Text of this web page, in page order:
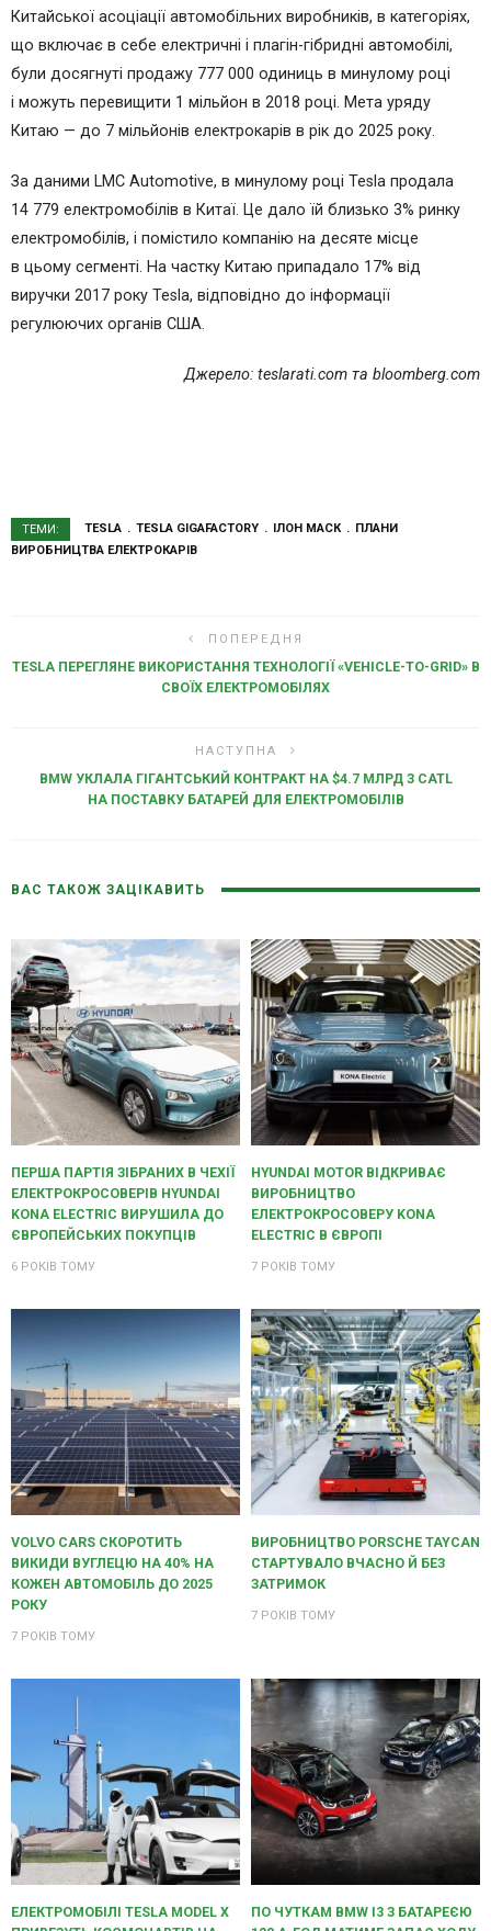
Китайської асоціації автомобільних виробників, в категоріях,
що включає в себе електричні і плагін-гібридні автомобілі,
були досягнуті продажу 777 000 одиниць в минулому році
і можуть перевищити 1 мільйон в 2018 році. Мета уряду
Китаю — до 7 мільйонів електрокарів в рік до 2025 року.
За даними LMC Automotive, в минулому році Tesla продала
14 779 електромобілів в Китаї. Це дало їй близько 3% ринку
електромобілів, і помістило компанію на десяте місце
в цьому сегменті. На частку Китаю припадало 17% від
виручки 2017 року Tesla, відповідно до інформації
регулюючих органів США.
Джерело: teslarati.com та bloomberg.com
ТЕМИ: TESLA TESLA GIGAFACTORY ІЛОН МАСК
ПЛАНИ
ВИРОБНИЦТВА ЕЛЕКТРОКАРІВ
ПОПЕРЕДНЯ
TESLA ПЕРЕГЛЯНЕ ВИКОРИСТАННЯ ТЕХНОЛОГІЇ «VEHICLE-TO-GRID» В
СВОЇХ ЕЛЕКТРОМОБІЛЯХ
НАСТУПНА
BMW УКЛАЛА ГІГАНТСЬКИЙ КОНТРАКТ НА $4.7 МЛРД З CATL
НА ПОСТАВКУ БАТАРЕЙ ДЛЯ ЕЛЕКТРОМОБІЛІВ
ВАС ТАКОЖ ЗАЦІКАВИТЬ
ПЕРША ПАРТІЯ ЗІБРАНИХ В ЧЕХІЇ
ЕЛЕКТРОКРОСОВЕРІВ HYUNDAI
KONA ELECTRIC ВИРУШИЛА ДО
ЄВРОПЕЙСЬКИХ ПОКУПЦІВ
6 РОКІВ ТОМУ
HYUNDAI MOTOR ВІДКРИВАЄ
ВИРОБНИЦТВО
ЕЛЕКТРОКРОСОВЕРУ KONA
ELECTRIC В ЄВРОПІ
7 РОКІВ ТОМУ
VOLVO CARS СКОРОТИТЬ
ВИКИДИ ВУГЛЕЦЮ НА 40% НА
КОЖЕН АВТОМОБІЛЬ ДО 2025
РОКУ
7 РОКІВ ТОМУ
ВИРОБНИЦТВО PORSCHE TAYCAN
СТАРТУВАЛО ВЧАСНО Й БЕЗ
ЗАТРИМОК
7 РОКІВ ТОМУ
ЕЛЕКТРОМОБІЛІ TESLA MODEL X
ПО ЧУТКАМ BMW I3 З БАТАРЕЄЮ